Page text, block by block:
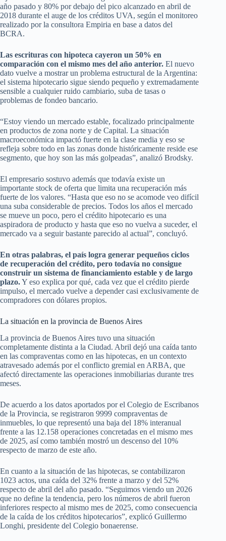
año pasado y 80% por debajo del pico alcanzado en abril de
2018 durante el auge de los créditos UVA, según el monitoreo
realizado por la consultora Empiria en base a datos del
BCRA.
Las escrituras con hipoteca cayeron un 50% en
comparación con el mismo mes del año anterior. El nuevo
dato vuelve a mostrar un problema estructural de la Argentina:
el sistema hipotecario sigue siendo pequeño y extremadamente
sensible a cualquier ruido cambiario, suba de tasas o
problemas de fondeo bancario.
“Estoy viendo un mercado estable, focalizado principalmente
en productos de zona norte y de Capital. La situación
macroeconómica impactó fuerte en la clase media y eso se
refleja sobre todo en las zonas donde históricamente reside ese
segmento, que hoy son las más golpeadas”, analizó Brodsky.
El empresario sostuvo además que todavía existe un
importante stock de oferta que limita una recuperación más
fuerte de los valores. “Hasta que eso no se acomode veo difícil
una suba considerable de precios. Todos los años el mercado
se mueve un poco, pero el crédito hipotecario es una
aspiradora de producto y hasta que eso no vuelva a suceder, el
mercado va a seguir bastante parecido al actual”, concluyó.
En otras palabras, el país logra generar pequeños ciclos
de recuperación del crédito, pero todavía no consigue
construir un sistema de financiamiento estable y de largo
plazo.Y eso explica por qué, cada vez que el crédito pierde
impulso, el mercado vuelve a depender casi exclusivamente de
compradores con dólares propios.
La situación en la provincia de Buenos Aires
La provincia de Buenos Aires tuvo una situación
completamente distinta a la Ciudad. Abril dejó una caída tanto
en las compraventas como en las hipotecas, en un contexto
atravesado además por el conflicto gremial en ARBA, que
afectó directamente las operaciones inmobiliarias durante tres
meses.
De acuerdo a los datos aportados por el Colegio de Escribanos
de la Provincia, se registraron 9999 compraventas de
inmuebles, lo que representó una baja del 18% interanual
frente a las 12.158 operaciones concretadas en el mismo mes
de 2025, así como también mostró un descenso del 10%
respecto de marzo de este año.
En cuanto a la situación de las hipotecas, se contabilizaron
1023 actos, una caída del 32% frente a marzo y del 52%
respecto de abril del año pasado. “Seguimos viendo un 2026
que no define la tendencia, pero los números de abril fueron
inferiores respecto al mismo mes de 2025, como consecuencia
de la caída de los créditos hipotecarios”, explicó Guillermo
Longhi, presidente del Colegio bonaerense.